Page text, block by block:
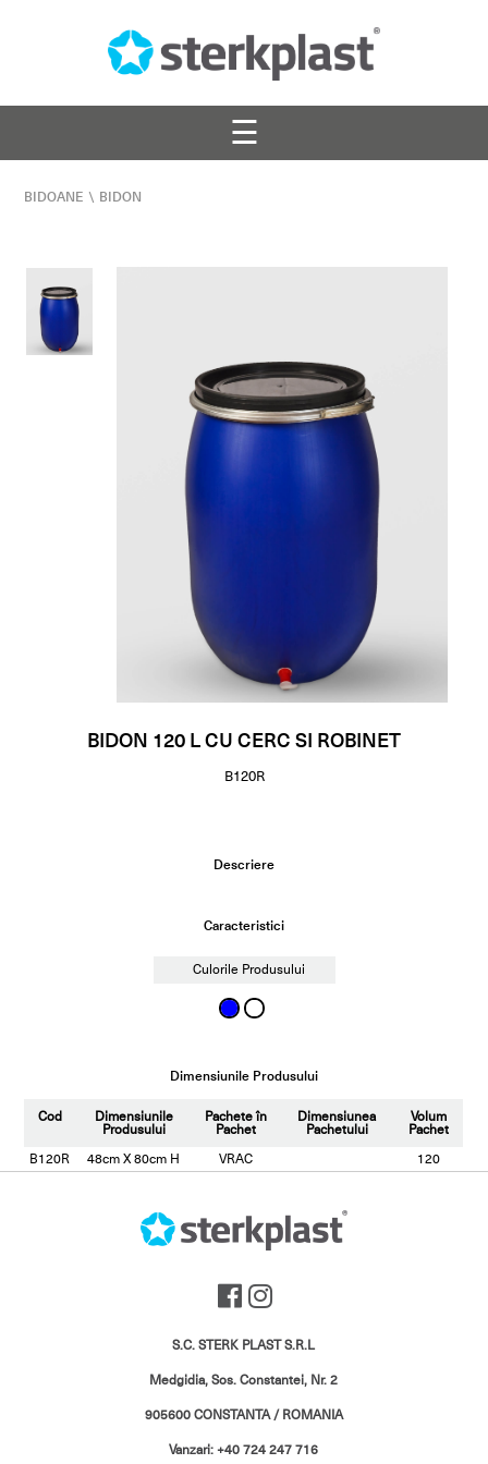
☰
BIDOANE \ BIDON
BIDON 120 L CU CERC SI ROBINET
B120R
Descriere
Caracteristici
Culorile Produsului
Dimensiunile Produsului
Cod Dimensiunile
Produsului
Pachete în
Pachet
Dimensiunea
Pachetului
Volum
Pachet
B120R
48cm X 80cm H VRAC 120
S.C. STERK PLAST S.R.L
Medgidia, Sos. Constantei, Nr. 2
905600 CONSTANTA / ROMANIA
Vanzari: +40 724 247 716